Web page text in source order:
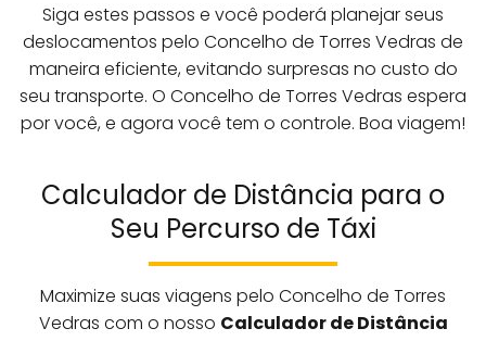
Siga estes passos e você poderá planejar seus
deslocamentos pelo Concelho de Torres Vedras de
maneira eficiente, evitando surpresas no custo do
seu transporte. O Concelho de Torres Vedras espera
por você, e agora você tem o controle. Boa viagem!
Calculador de Distância para o
Seu Percurso de Táxi
Maximize suas viagens pelo Concelho de Torres
Vedras com o nosso Calculador de Distância